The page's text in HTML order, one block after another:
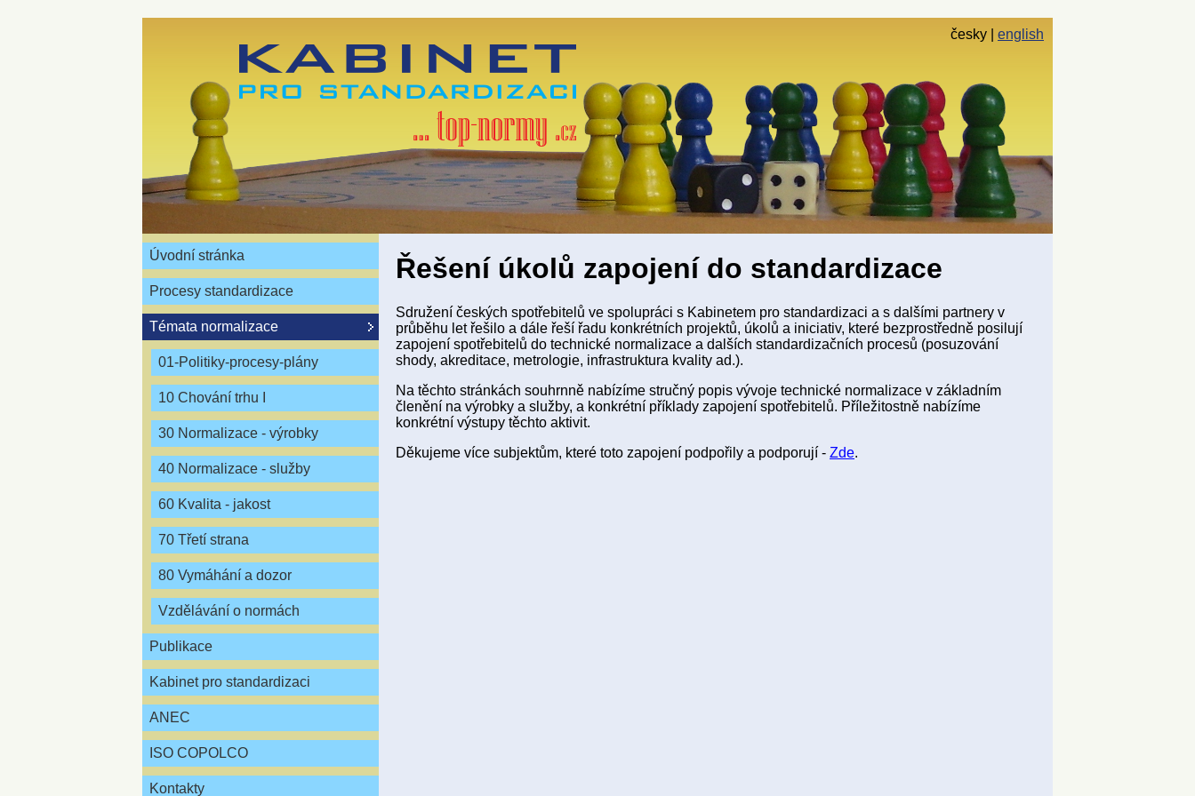
česky english
Úvodní stránka
Procesy standardizace
Témata normalizace
01-Politiky-procesy-plány
10 Chování trhu I
30 Normalizace - výrobky
40 Normalizace - služby
60 Kvalita - jakost
70 Třetí strana
80 Vymáhání a dozor
Vzdělávání o normách
Publikace
Kabinet pro standardizaci
ANEC
ISO COPOLCO
Kontakty
Řešení úkolů zapojení do standardizace
Sdružení českých spotřebitelů ve spolupráci s Kabinetem pro standardizaci a s dalšími partnery v
průběhu let řešilo a dále řeší řadu konkrétních projektů, úkolů a iniciativ, které bezprostředně posilují
zapojení spotřebitelů do technické normalizace a dalších standardizačních procesů (posuzování
shody, akreditace, metrologie, infrastruktura kvality ad.).
Na těchto stránkách souhrnně nabízíme stručný popis vývoje technické normalizace v základním
členění na výrobky a služby, a konkrétní příklady zapojení spotřebitelů. Příležitostně nabízíme
konkrétní výstupy těchto aktivit.
Děkujeme více subjektům, které toto zapojení podpořily a podporují - Zde.